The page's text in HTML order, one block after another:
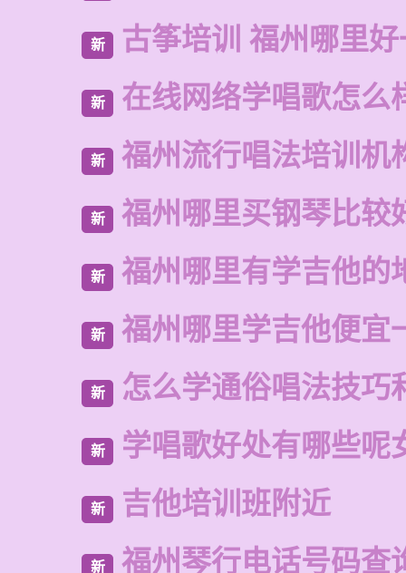
新 古筝培训 福州哪里
新 在线网络学唱歌怎么
新 福州流行唱法培训机
新 福州哪里买钢琴比较
新 福州哪里有学吉他的
新 福州哪里学吉他便宜
新 怎么学通俗唱法技巧
新 学唱歌好处有哪些呢
新 吉他培训班附近
新 福州琴行电话号码查